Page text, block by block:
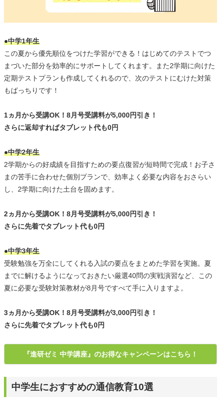
●中学1年生
この夏から優先順位をつけた学習ができる！はじめてのテストでつ
まづいた部分を効率的にサポートしてくれます。また2学期に向けた
定期テストプランも作成してくれるので、次のテストにむけた対策
もばっちりです！
1ヵ月から受講OK！8月号受講料が5,000円引き！
さらに返却すればタブレット代も0円
●中学2年生
2学期からの好成績を目指すための要点復習が短時間で完成！お子さ
まの苦手に合わせた個別プランで、効率よく必要な内容をおさらい
し、2学期に向けた土台を固めます。
2ヵ月から受講OK！8月号受講料が5,000円引き！
さらに先着でタブレット代も0円
●中学3年生
受験勉強を万全にしてくれる入試の要点をまとめた学習を実施。夏
までに解けるようになっておきたい厳選40問の実戦演習など、この
夏に必要な受験対策教材が8月号ですべて手に入りますよ。
3ヵ月から受講OK！8月号受講料が3,000円引き！
さらに先着でタブレット代も0円
『進研ゼミ 中学講座』のお得なキャンペーンはこちら！
中学生におすすめの通信教育10選